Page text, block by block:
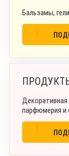
Бальзамы,
Декоративная
парфюмерия и